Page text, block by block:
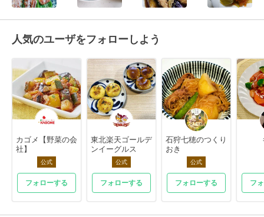
人気のユーザをフォローしよう
カゴメ【野菜の会
社】
公式
フォローする
東北楽天ゴールデ
ンイーグルス
公式
フォローする
石狩七穂のつくり
おき
公式
フォローする フ